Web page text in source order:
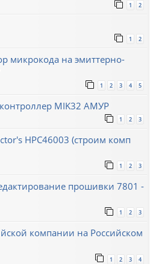
1 2
1 2
микрокода на эмиттерно-
1 2 3 4 5
MIK32 АМУР
1 2 3
HPC46003 (строим комп
1 2 3
прошивки 7801 -
1 2 3
компании на Российском
1 2 3 4